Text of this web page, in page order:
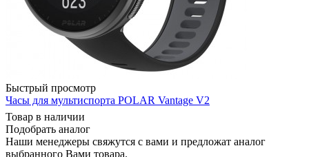
Быстрый просмотр
Часы для мультиспорта POLAR Vantage V2
Товар в наличии
Подобрать аналог
Наши менеджеры свяжутся с вами и предложат аналог
выбранного Вами товара.